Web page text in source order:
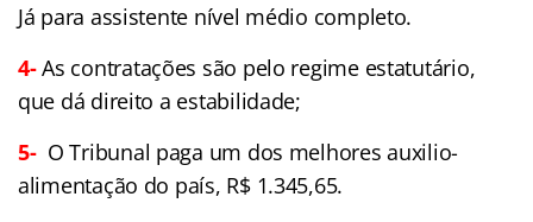
Já para assistente nível médio completo.
4-As contratações são pelo regime estatutário,
que dá direito a estabilidade;
5- O Tribunal paga um dos melhores auxilio-
alimentação do país, R$ 1.345,65.